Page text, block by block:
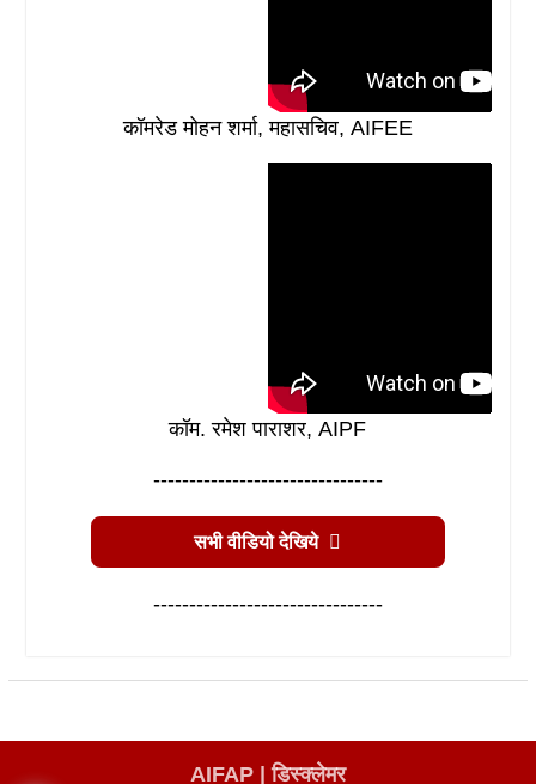
कॉमरेड मोहन शर्मा, महासचिव, AIFEE
कॉम. रमेश पाराशर, AIPF
--------------------------------
सभी वीडियो देखिये
--------------------------------
AIFAP |डिस्क्लेमर